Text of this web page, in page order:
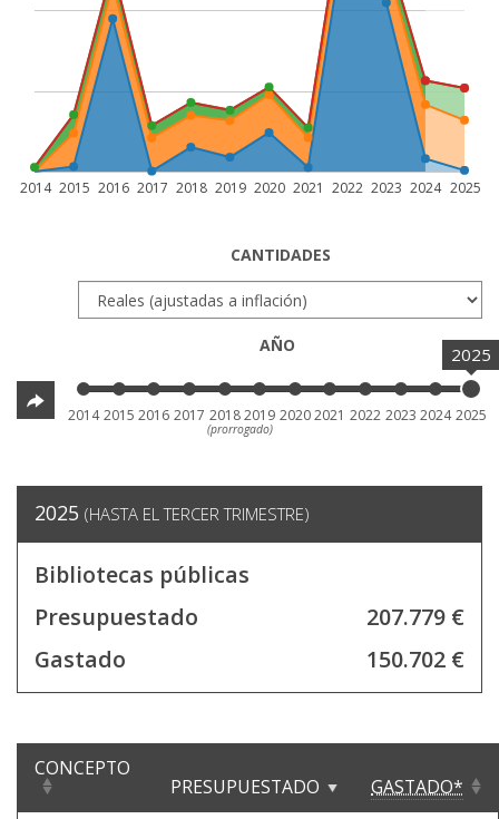
2014 2015 2016 2017 2018 2019 2020 2021 2022 2023 2024 2025
CANTIDADES
AÑO 2025
2014 2015 2016 2017 2018
(prorrogado)
2019 2020 2021 2022 2023 2024 2025
2025 (HASTA EL TERCER TRIMESTRE)
Bibliotecas públicas
Presupuestado
207.779 €
Gastado
150.702 €
CONCEPTO
PRESUPUESTADO GASTADO*